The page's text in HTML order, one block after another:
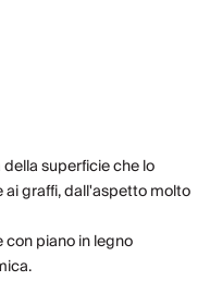
superficie che lo
graffi, dall'aspetto molto
con piano in legno